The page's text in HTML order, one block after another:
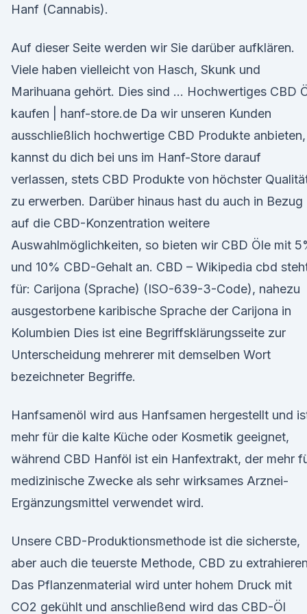
Hanf (Cannabis).
Auf dieser Seite werden wir Sie darüber aufklären.
Viele haben vielleicht von Hasch, Skunk und
Marihuana gehört. Dies sind … Hochwertiges CBD
kaufen | hanf-store.de Da wir unseren Kunden
ausschließlich hochwertige CBD Produkte anbieten,
kannst du dich bei uns im Hanf-Store darauf
verlassen, stets CBD Produkte von höchster
zu erwerben. Darüber hinaus hast du auch in Bezug
auf die CBD-Konzentration weitere
Auswahlmöglichkeiten, so bieten wir CBD Öle mit
und 10% CBD-Gehalt an. CBD – Wikipedia cbd
für: Carijona (Sprache) (ISO-639-3-Code), nahezu
ausgestorbene karibische Sprache der Carijona in
Kolumbien Dies ist eine Begriffsklärungsseite zur
Unterscheidung mehrerer mit demselben Wort
bezeichneter Begriffe.
Hanfsamenöl wird aus Hanfsamen hergestellt und
mehr für die kalte Küche oder Kosmetik geeignet,
während CBD Hanföl ist ein Hanfextrakt, der mehr
medizinische Zwecke als sehr wirksames Arznei-
Ergänzungsmittel verwendet wird.
Unsere CBD-Produktionsmethode ist die sicherste,
aber auch die teuerste Methode, CBD zu
Das Pflanzenmaterial wird unter hohem Druck mit
CO2 gekühlt und anschließend wird das CBD-Öl